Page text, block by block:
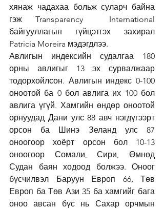
хянаж чадахаа больж суларч байна
гэж Transparency  International
байгууллагын гүйцэтгэх захирал
Patricia Moreira мэдэгдлээ.
Авлигын индексийн судалгаа 180
орны авлигыг 13 эх сурвалжаар
тодорхойлсон. Авлигын индекс 0-100
оноотой ба 0 бол авлига их 100 бол
авлига үгүй. Хамгийн өндөр оноотой
орнуудад Дани улс 88 авч нэгдүгээрт
орсон ба Шинэ Зеланд улс 87
оноогоор хоёрт орсон бол 10-13
оноогоор Сомали, Сири, Өмнөд
Судан баян ходоод болжээ. Оноог
бүсчилвэл Баруун Европ 66, Төв
Европ ба Төв Ази 35 ба хамгийг бага
оноо авсан бүс нь Сахар орчмын